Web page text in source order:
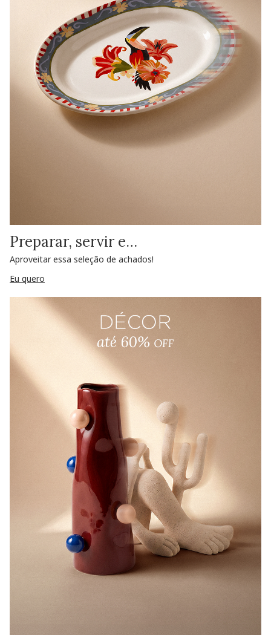
Preparar, servir e…
Aproveitar essa seleção de achados!
Eu quero